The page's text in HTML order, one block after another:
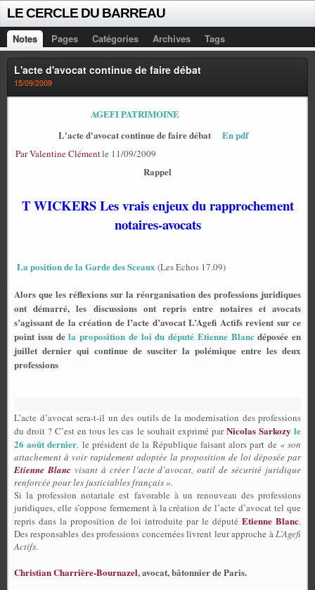
LE CERCLE DU BARREAU
Notes Pages Catégories Archives Tags
L'acte d'avocat continue de faire débat
15/09/2009
AGEFI PATRIMOINE
L'acte d'avocat continue de faire débat En pdf
Par Valentine Clémentle 11/09/2009
Rappel
T WICKERS Les vrais enjeux du rapprochement
notaires-avocats
La position de la Garde des Sceaux (Les Echos 17.09)
Alors que les réflexions sur la réorganisation des professions juridiques
ont démarré, les discussions ont repris entre notaires et avocats
s’agissant de la création de l’acte d’avocat L’Agefi Actifs revient sur ce
point issu dela proposition de loi du député Etienne Blancdéposée en
juillet dernier qui continue de susciter la polémique entre les deux
professions
L’acte d’avocat sera-t-il un des outils de la modernisation des professions
du droit ? C’est en tous les cas le souhait exprimé par Nicolas Sarkozy le
26 août dernier, le président de la République faisant alors part de « son
attachement à voir rapidement adoptée la proposition de loi déposée par
Etienne Blanc visant à créer l’acte d’avocat, outil de sécurité juridique
renforcée pour les justiciables français ».
Si la profession notariale est favorable à un renouveau des professions
juridiques, elle s’oppose fermement à la création de l’acte d’avocat tel que
repris dans la proposition de loi introduite par le député Etienne Blanc.
Des responsables des professions concernées livrent leur approche àL’Agefi
Actifs.
Christian Charrière-Bournazel, avocat, bâtonnier de Paris.